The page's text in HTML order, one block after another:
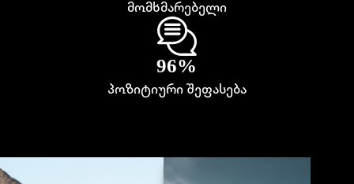
მომხმარებელი
96%
პოზიტიური შეფასება